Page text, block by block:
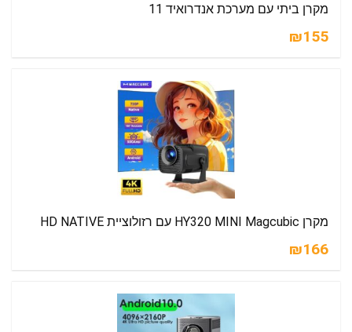
מקרן ביתי עם מערכת אנדרואיד 11
₪155
מקרן HY320 MINI Magcubic עם רזולוציית HD NATIVE
₪166